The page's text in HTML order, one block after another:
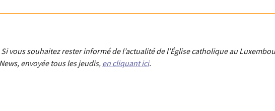
vous souhaitez rester informé de l’actualité de l’Église catholique au
envoyée tous les jeudis,en cliquant ici.